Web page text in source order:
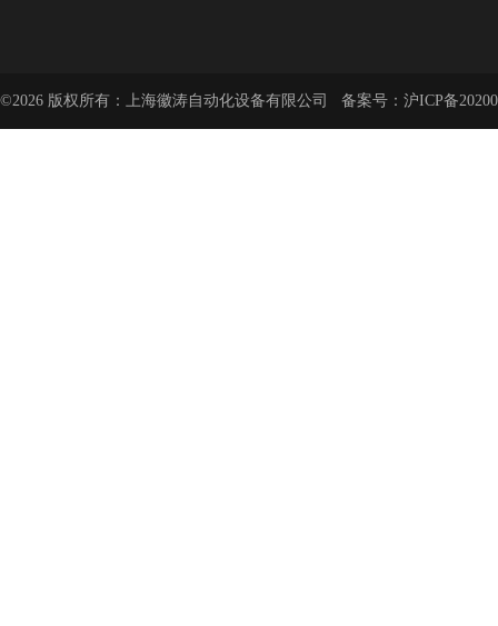
©2026 版权所有：上海徽涛自动化设备有限公司 备案号： 沪ICP备